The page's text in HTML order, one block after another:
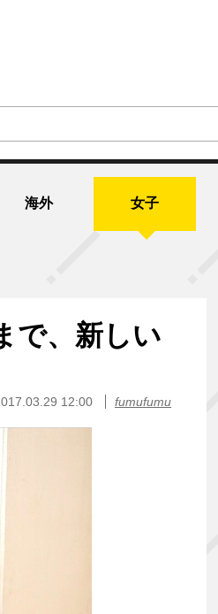
海外 女子
で、新しい
12:00 fumufumu